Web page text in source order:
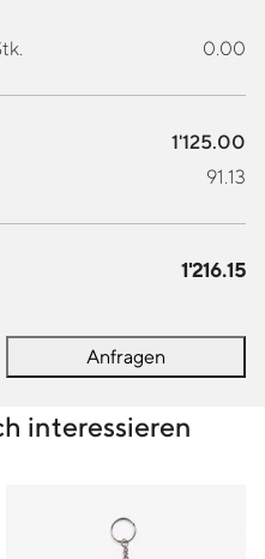
0.00
1'125.00
91.13
1'216.15
Anfragen
interessieren